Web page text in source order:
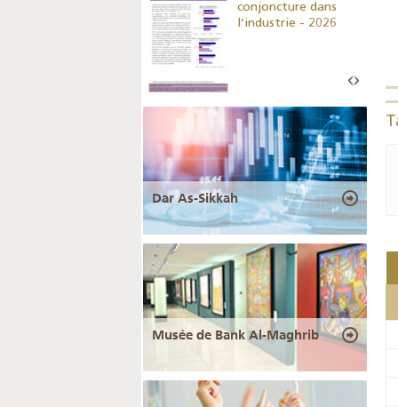
conjoncture dans
l’industrie - 2026
Dar As-Sikkah
Musée de Bank Al-Maghrib